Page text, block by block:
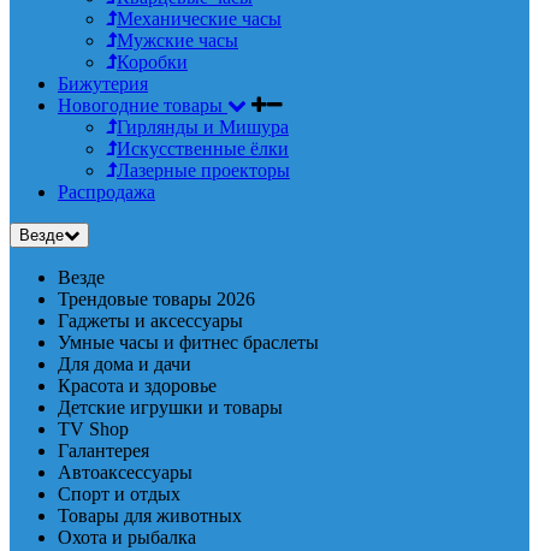
Механические часы
Мужские часы
Коробки
Бижутерия
Новогодние товары
Гирлянды и Мишура
Искусственные ёлки
Лазерные проекторы
Распродажа
Везде
Везде
Трендовые товары 2026
Гаджеты и аксессуары
Умные часы и фитнес браслеты
Для дома и дачи
Красота и здоровье
Детские игрушки и товары
TV Shop
Галантерея
Автоаксессуары
Спорт и отдых
Товары для животных
Охота и рыбалка